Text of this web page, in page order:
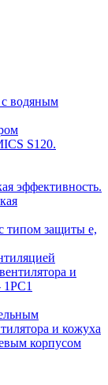
водяным
S120.
эффективность.
типом защиты e,
и
и кожуха
корпусом